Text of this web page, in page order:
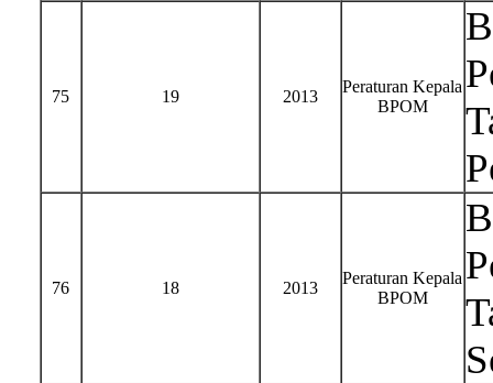
75 19 2013
Peraturan Kepala
BPOM
76 18 2013
Peraturan Kepala
BPOM